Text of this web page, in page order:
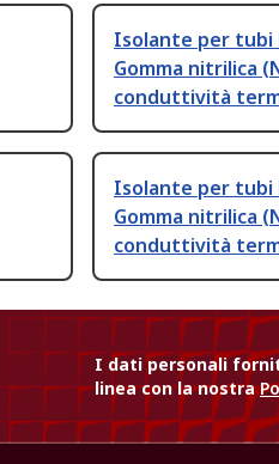
Isolante per tubi
Gomma nitrilica
conduttività
Isolante per tubi
Gomma nitrilica
conduttività
I dati personali
linea con la nostra